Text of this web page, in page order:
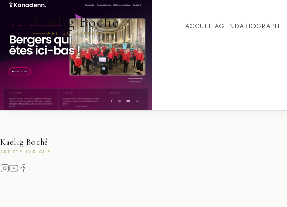
Kaëlig Boché
ARTISTE LYRIQUE
ACCUEILAGENDABIOGRAPHIE
Kaëlig Boché
ARTISTE LYRIQUE